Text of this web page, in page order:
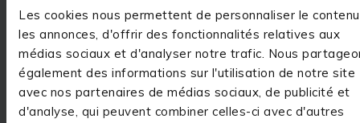
Les cookies nous permettent de personnaliser le
les annonces, d'offrir des fonctionnalités relatives aux
médias sociaux et d'analyser notre trafic. Nous
également des informations sur l'utilisation de notre site
avec nos partenaires de médias sociaux, de publicité et
d'analyse, qui peuvent combiner celles-ci avec d'autres
étoiles
3étoiles
0
2 étoiles
0
1étoile 0
Réponse de
pacificpeche.com
Bonjour,
Nous vous
remercions pour
votre
commentaire